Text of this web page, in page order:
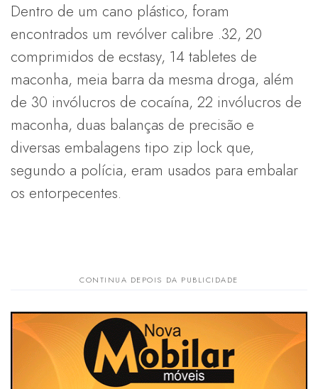
Dentro de um cano plástico, foram
encontrados um revólver calibre .32, 20
comprimidos de ecstasy, 14 tabletes de
maconha, meia barra da mesma droga, além
de 30 invólucros de cocaína, 22 invólucros de
maconha, duas balanças de precisão e
diversas embalagens tipo zip lock que,
segundo a polícia, eram usados para embalar
os entorpecentes.